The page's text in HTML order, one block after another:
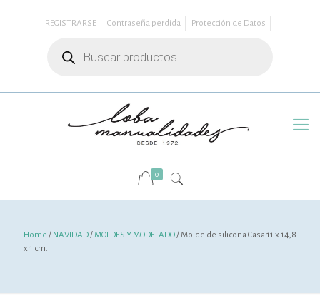
REGISTRARSE Contraseña perdida
Protección de Datos
productos
0
Home / NAVIDAD/MOLDES Y MODELADO/ Molde de silicona Casa 11 x 14,8
x 1 cm.